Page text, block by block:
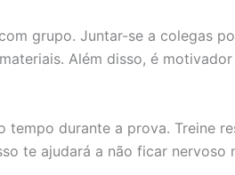
grupo. Juntar-se a colegas
Além disso, é
tempo durante a prova. Treine
te ajudará a não ficar nervoso